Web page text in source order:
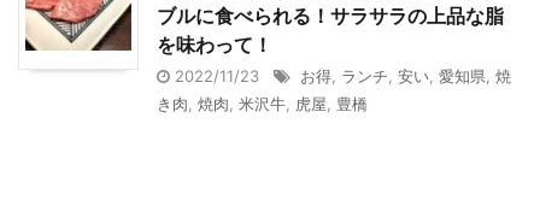
ブルに食べられる！サラサラの上品な脂
を味わって！
2022/11/23 お得 ランチ 安い 愛知県 焼
き肉 焼肉 米沢牛 虎屋 豊橋